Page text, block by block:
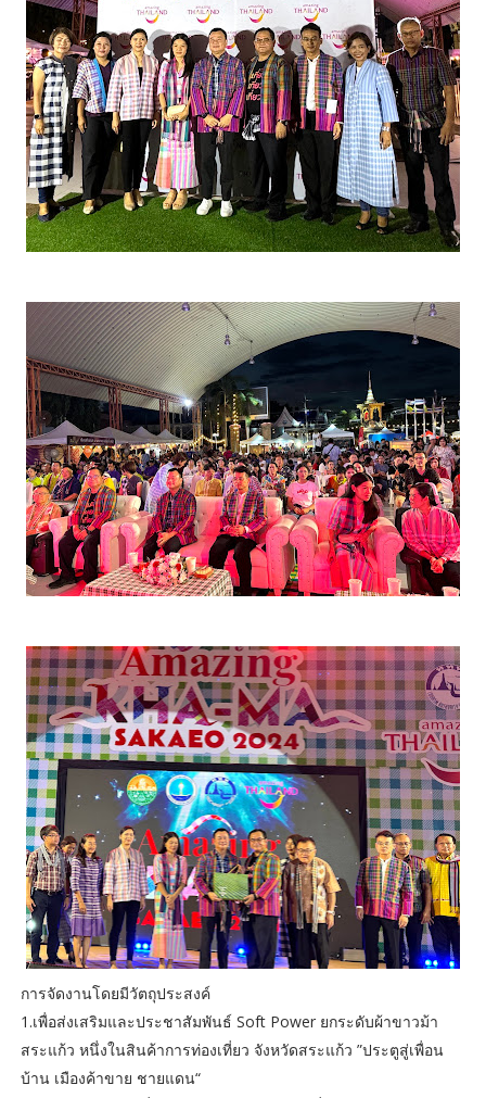
การจัดงานโดยมีวัตถุประสงค์
1.เพื่อส่งเสริมและประชาสัมพันธ์ Soft Power ยกระดับผ้าขาวม้า
สระแก้ว หนึ่งในสินค้าการท่องเที่ยว จังหวัดสระแก้ว ”ประตูสู่เพื่อน
บ้าน เมืองค้าขาย ชายแดน“